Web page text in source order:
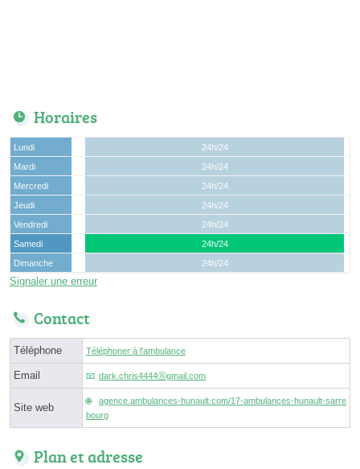
Horaires
Lundi
24h/24
Mardi
24h/24
Mercredi
24h/24
Jeudi
24h/24
Vendredi
24h/24
Samedi
24h/24
Dimanche
24h/24
Signaler une erreur
Contact
Téléphone Téléphoner à l'ambulance
Email dark.chris4444ⓐgmail.com
Site web
agence.ambulances-hunault.com/17-ambulances-hunault-sarre
bourg
Plan et adresse